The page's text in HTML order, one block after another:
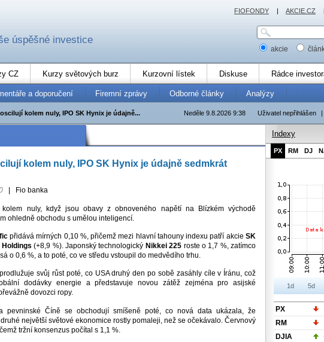
úspěšné investice
akcie
CZ Kurzy světových burz Kurzovní lístek Diskuse Rádce
a doporučení Firemní zprávy Odborné články Analýzy
Uživatel nepřihlášen |
Neděle 9.8.2026 9:38
kolem nuly, IPO SK Hynix je údajně...
kolem nuly, IPO SK Hynix je údajně sedmkrát
Fio banka
nuly, když jsou obavy z obnoveného napětí na Blízkém východě
ohledně obchodu s umělou inteligencí.
přidává mírných 0,10 %, přičemž mezi hlavní tahouny indexu patří akcieSK
Holdings (+8,9 %). Japonský technologický Nikkei 225 roste o 1,7 %, zatímco
o 0,6 %, a to poté, co ve středu vstoupil do medvědího trhu.
svůj růst poté, co USA druhý den po sobě zasáhly cíle v Íránu, což
dodávky energie a představuje novou zátěž zejména pro asijské
dovozci ropy.
pevninské Číně se obchodují smíšeně poté, co nová data ukázala, že
největší světové ekonomice rostly pomaleji, než se očekávalo. Červnový
tržní konsenzus počítal s 1,1 %.
Indexy
PX RM DJ
1d 5d
PX
RM
DJIA
FIOFONDY | AKCIE.CZ